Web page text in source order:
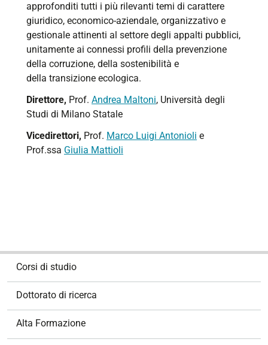
approfonditi tutti i più rilevanti temi di carattere
giuridico, economico-aziendale, organizzativo e
gestionale attinenti al settore degli appalti pubblici,
unitamente ai connessi profili della prevenzione
della corruzione, della sostenibilità e
della transizione ecologica.
Direttore, Prof. Andrea Maltoni, Università degli
Studi di Milano Statale
Vicedirettori, Prof. Marco Luigi Antonioli e
Prof.ssa Giulia Mattioli
Corsi di studio
Dottorato di ricerca
Alta Formazione